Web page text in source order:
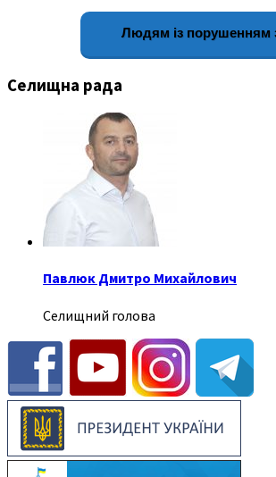
Людям із порушенням
Селищна рада
Павлюк Дмитро Михайлович
Селищний голова